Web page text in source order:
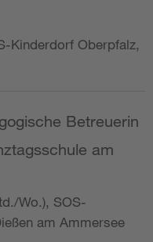
Kinderdorf Oberpfalz,
Betreuerin
am
Wo.), SOS-
am Ammersee